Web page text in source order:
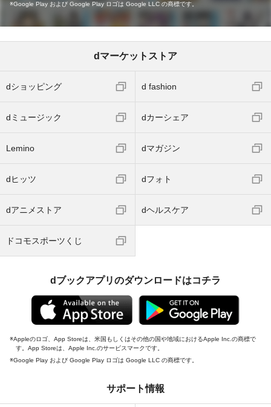
Google Play および Google Play ロゴは Google LLC の商標です。
dマーケットストア
dショッピング d fashion
dミュージック dカーシェア
Lemino dマガジン
dヒッツ dフォト
dアニメストア dヘルスケア
ドコモスポーツくじ
dブックアプリのダウンロードはコチラ
Appleのロゴ、App Storeは、米国もしくはその他の国や地域におけるApple Inc.の商標で
す。App Storeは、Apple Inc.のサービスマークです。
Google Play および Google Play ロゴは Google LLC の商標です。
サポート情報